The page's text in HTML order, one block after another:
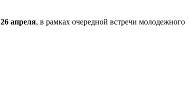
26 апреля, в рамках очередной встречи молодежного